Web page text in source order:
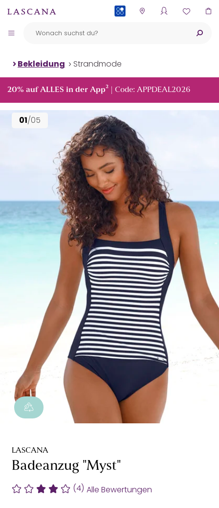
Bekleidung Strandmode
20% auf ALLES in der App² | Code: APPDEAL2026
01/05
LASCANA
Badeanzug "Myst"
(4) Alle Bewertungen